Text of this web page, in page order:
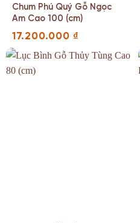
Chum Phú Quý Gỗ Ngọc
Am Cao 100 (cm)
17.200.000 ₫